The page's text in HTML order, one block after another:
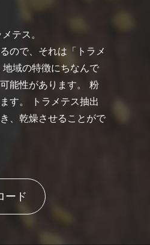
テス。
ので、それは「トラメ
域の特徴にちなんで
能性があります。 粉
す。 トラメテス抽出
、乾燥させることがで
ード